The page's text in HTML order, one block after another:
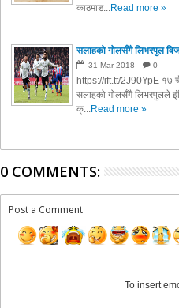
काठमाड... Read more »
सलाहको गोलसँगै लिभरपुल
31 Mar 2018 0
https://ift.tt/2J90YpE १७
सलाहको गोलसँगै लिभरपुलले
क्... Read more »
0 COMMENTS:
Post a Comment
To insert